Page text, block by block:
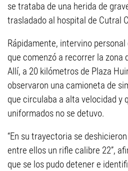
se trataba de una herida de
trasladado al hospital de Cutral
Rápidamente, intervino
que comenzó a recorrer la zona
Allí, a 20 kilómetros de Plaza
observaron una camioneta de
que circulaba a alta velocidad y
uniformados no se detuvo.
“En su trayectoria se
entre ellos un rifle calibre 22”,
que se los pudo detener e